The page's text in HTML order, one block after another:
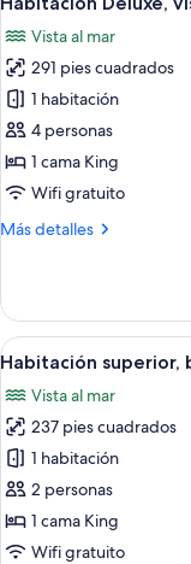
todas
las
fotos
de
Habitación
Deluxe,
vista
parcial
al
Vista al mar
291 pies cuadrados
1 habitación
4 personas
1 cama King
Wifi gratuito
Más detalles
Más
Deluxe,
vista
parcial
océano
Abrir
todas
las
fotos
de
Habitación
superior,
balcón,
4
Habitación superior,
Vista al mar
237 pies cuadrados
1 habitación
2 personas
1 cama King
Wifi gratuito